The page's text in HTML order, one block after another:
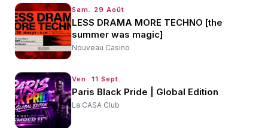
Sam. 29 Août
LESS DRAMA MORE TECHNO [the
summer was magic]
Nouveau Casino
Ven. 11 Sept.
Paris Black Pride | Global Edition
La CASA Club